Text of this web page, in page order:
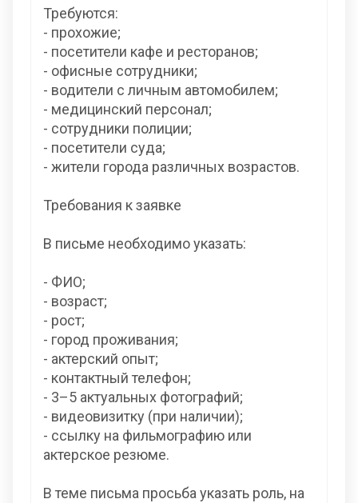
Требуются:
- прохожие;
- посетители кафе и ресторанов;
- офисные сотрудники;
- водители с личным автомобилем;
- медицинский персонал;
- сотрудники полиции;
- посетители суда;
- жители города различных возрастов.
Требования к заявке
В письме необходимо указать:
- ФИО;
- возраст;
- рост;
- город проживания;
- актерский опыт;
- контактный телефон;
- 3–5 актуальных фотографий;
- видеовизитку (при наличии);
- ссылку на фильмографию или
актерское резюме.
В теме письма просьба указать роль, на